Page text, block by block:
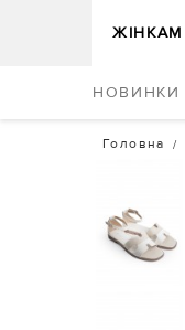
ЖІНКАМ
НОВИНКИ
Головна